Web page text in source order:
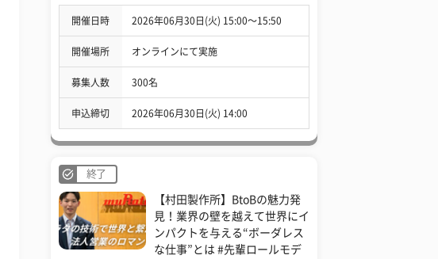
開催日時 2026年06月30日(火) 15:00〜15:50
開催場所 オンラインにて実施
募集人数 300名
申込締切 2026年06月30日(火) 14:00
終了
【村田製作所】BtoBの魅力発
見！業界の壁を越えて世界にイ
ンパクトを与える“ボーダレス
な仕事”とは #先輩ロールモデ